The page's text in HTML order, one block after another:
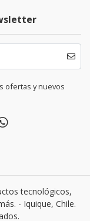
ofertas y nuevos
tecnológicos,
- Iquique, Chile.